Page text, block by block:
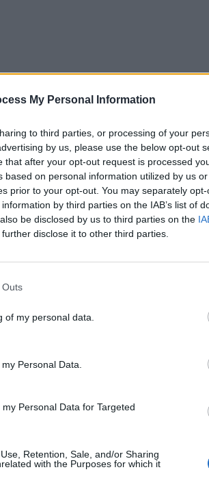
My Personal Information
to third parties, or processing of your
by us, please use the below opt-out
that after your opt-out request is processed
based on personal information utilized by us
prior to your opt-out. You may separately
by third parties on the IAB’s list of
be disclosed by us to third parties on the
disclose it to other third parties.
Outs
of my personal data.
Personal Data.
Personal Data for Targeted
Retention, Sale, and/or Sharing
with the Purposes for which it
Zadejte všechny
své puzzle:
použít vyhledávání podle písmen.